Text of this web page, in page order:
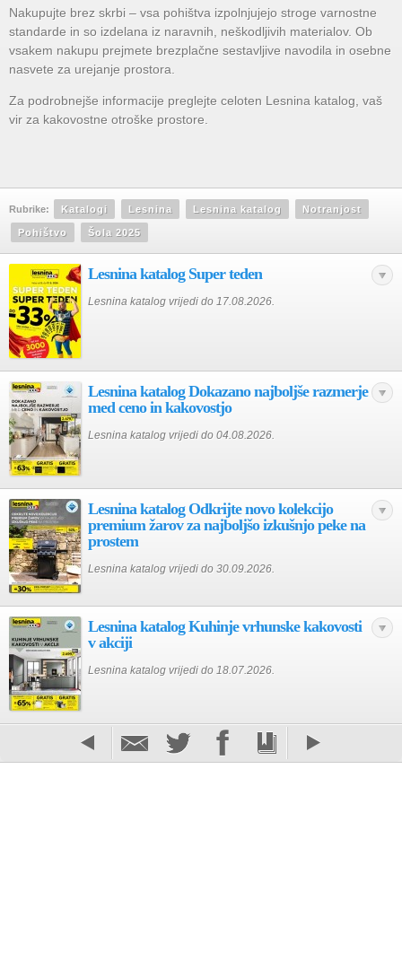
Nakupujte brez skrbi – vsa pohištva izpolnjujejo stroge varnostne
standarde in so izdelana iz naravnih, neškodljivih materialov. Ob
vsakem nakupu prejmete brezplačne sestavljive navodila in osebne
nasvete za urejanje prostora.
Za podrobnejše informacije preglejte celoten Lesnina katalog, vaš
vir za kakovostne otroške prostore.
Rubrike: Katalogi Lesnina Lesnina katalog Notranjost
Pohištvo Šola 2025
Lesnina katalog Super teden
Lesnina katalog vrijedi do 17.08.2026.
Lesnina katalog Dokazano najboljše razmerje
med ceno in kakovostjo
Lesnina katalog vrijedi do 04.08.2026.
Lesnina katalog Odkrijte novo kolekcijo
premium žarov za najboljšo izkušnjo peke na
prostem
Lesnina katalog vrijedi do 30.09.2026.
Lesnina katalog Kuhinje vrhunske kakovosti
v akciji
Lesnina katalog vrijedi do 18.07.2026.